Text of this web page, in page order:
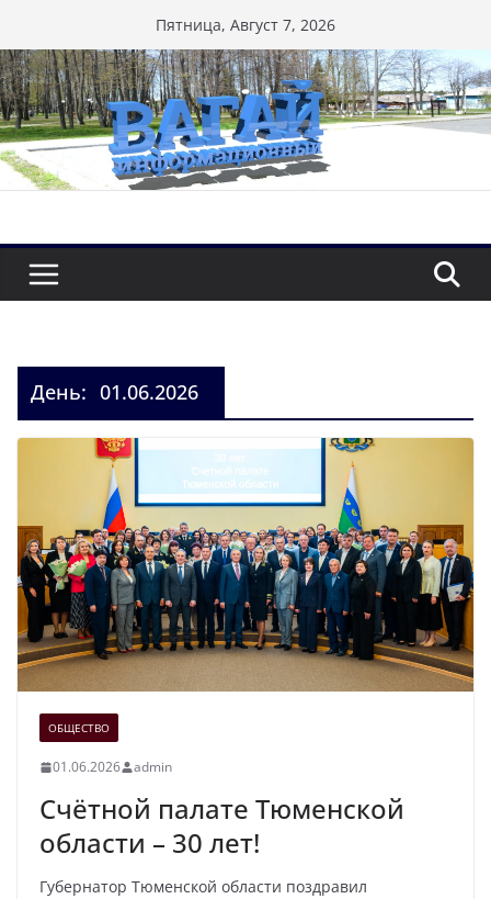
к
содержимому
Пятница, Август 7, 2026
День: 01.06.2026
ОБЩЕСТВО
01.06.2026 admin
Счётной палате Тюменской
области – 30 лет!
Губернатор Тюменской области поздравил